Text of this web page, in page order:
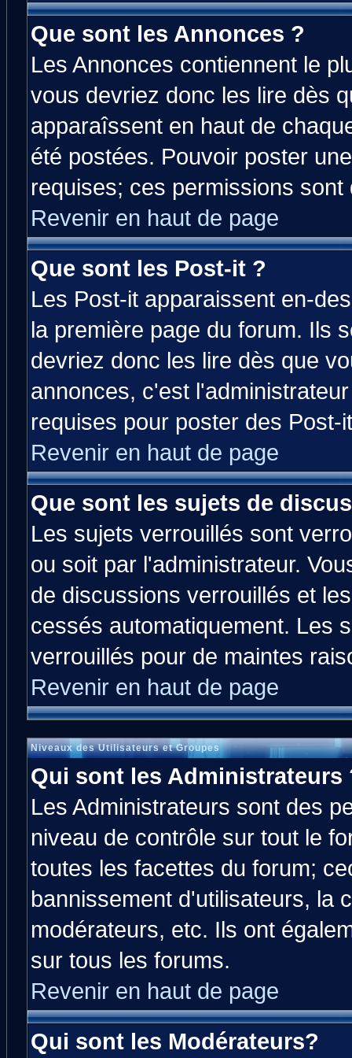
Que sont les Annonces ?
Les Annonces contiennent le
vous devriez donc les lire dès
apparaîssent en haut de
été postées. Pouvoir poster
requises; ces permissions
Revenir en haut de page
Que sont les Post-it ?
Les Post-it apparaissent en-
la première page du forum. Ils
devriez donc les lire dès que
annonces, c'est
requises pour poster des Post-
Revenir en haut de page
Que sont les sujets de
Les sujets verrouillés sont
ou soit par l'administrateur.
de discussions verrouillés et
cessés automatiquement. Les
verrouillés pour de maintes
Revenir en haut de page
Niveaux des Utilisateurs et Groupes
Qui sont les Administrateurs
Les Administrateurs sont des
niveau de contrôle sur tout le
toutes les facettes du forum;
bannissement d'utilisateurs, la
modérateurs, etc. Ils ont
sur tous les forums.
Revenir en haut de page
Qui sont les Modérateurs?